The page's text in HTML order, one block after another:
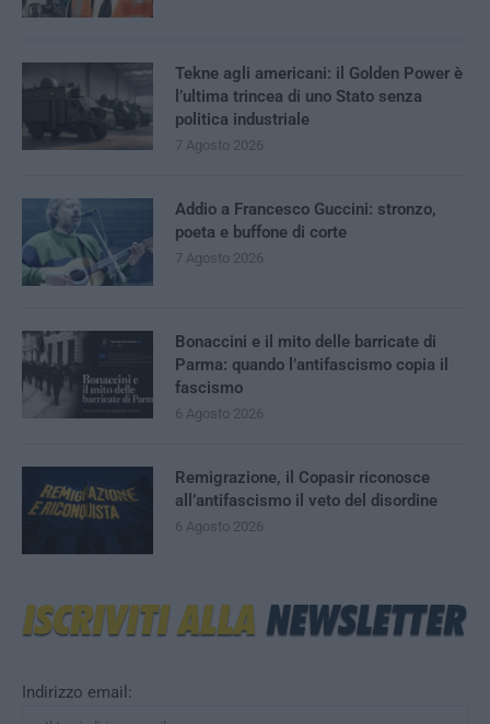
Indirizzo email:
Tekne agli americani: il Golden Power è
l’ultima trincea di uno Stato senza
politica industriale
7 Agosto 2026
Addio a Francesco Guccini: stronzo,
poeta e buffone di corte
7 Agosto 2026
Bonaccini e il mito delle barricate di
Parma: quando l’antifascismo copia il
fascismo
6 Agosto 2026
Remigrazione, il Copasir riconosce
all’antifascismo il veto del disordine
6 Agosto 2026